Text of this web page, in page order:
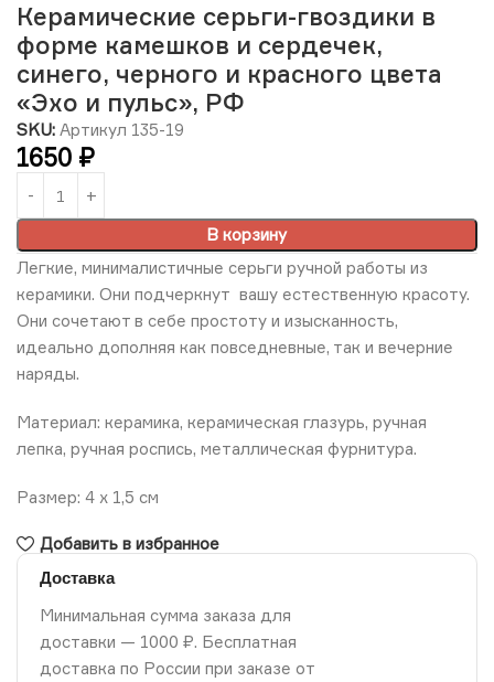
Керамические серьги-гвоздики в
форме камешков и сердечек,
синего, черного и красного цвета
«Эхо и пульс», РФ
SKU: Артикул 135-19
1650 ₽
В корзину
Легкие, минималистичные серьги ручной работы из
керамики. Они подчеркнут вашу естественную красоту.
Они сочетают в себе простоту и изысканность,
идеально дополняя как повседневные, так и вечерние
наряды.
Материал: керамика, керамическая глазурь, ручная
лепка, ручная роспись, металлическая фурнитура.
Размер: 4 х 1,5 см
Добавить в избранное
Доставка
Минимальная сумма заказа для
доставки — 1000 ₽. Бесплатная
доставка по России при заказе от